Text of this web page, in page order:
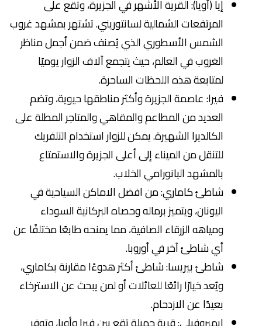
إيا (أويا): القرية الأشهر في الجزيرة، وتقع على
المرتفعات الشمالية لسانتوريني. تشتهر بمشهد غروب
الشمس الأسطوري الذي يُصنف ضمن أجمل مناظر
الغروب في العالم، حيث يتجمع آلاف الزوار يوميًا
لمتابعة هذه اللحظات الساحرة.
فيرا: عاصمة الجزيرة وأكثر مناطقها حيوية، وتضم
العديد من المطاعم والمقاهي والمتاجر المطلة على
الكالديرا الشهيرة. يمكن للزوار استخدام التلفريك
للتنقل من الميناء إلى أعلى الجزيرة والاستمتاع
بالمشهد البانورامي الخلاب.
شاطئ كاماري: من افضل الاماكن السياحية في
اليونان، ويتميز برماله وحصاه البركانية السوداء
ومياهه الزرقاء الصافية، مما يمنحه طابعًا مختلفًا عن
أي شاطئ آخر في أوروبا.
شاطئ بيريسا: شاطئ أكثر هدوءًا مقارنة بكاماري،
ويُعد خيارًا رائعًا للعائلات أو لمن يبحث عن الاسترخاء
بعيدًا عن الازدحام.